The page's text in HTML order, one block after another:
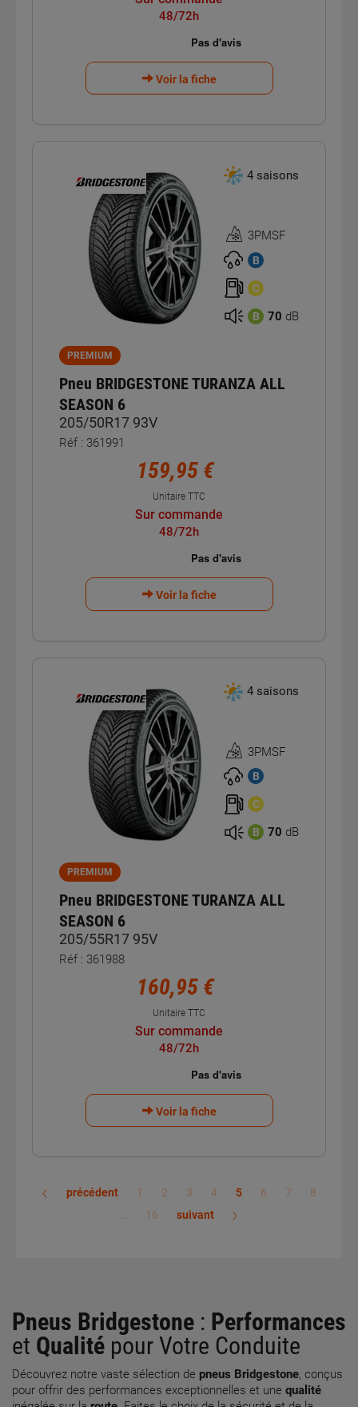
48/72h
Voir la fiche
4 saisons
Homologation
3PMSF
3PMSF
B
C
B 70 dB
PREMIUM
Pneu BRIDGESTONE TURANZA ALL
SEASON 6
205/50R17 93V
Réf : 361991
159,95 €
Unitaire TTC
Sur commande
48/72h
Voir la fiche
4 saisons
Homologation
3PMSF
3PMSF
B
C
B 70 dB
PREMIUM
Pneu BRIDGESTONE TURANZA ALL
SEASON 6
205/55R17 95V
Réf : 361988
160,95 €
Unitaire TTC
Sur commande
48/72h
Voir la fiche
précédent 1 2 3 4 5 6 7
8
…
16 suivant
Pneus Bridgestone : Performances
et Qualité pour Votre Conduite
Découvrez notre vaste sélection de pneus Bridgestone, conçus
pour offrir des performances exceptionnelles et une qualité